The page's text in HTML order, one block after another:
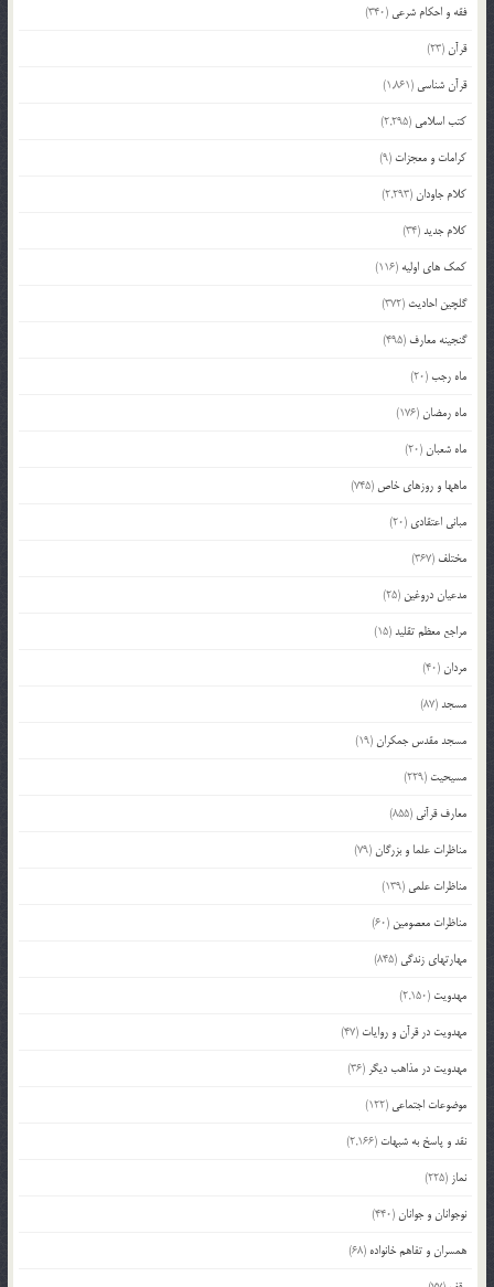
فقه و احکام شرعی (340)
قرآن(23)
قرآن شناسی (1,861)
کتب اسلامی (2,295)
کرامات و معجزات (9)
کلام جاودان(2,293)
کلام جدید(34)
کمک های اولیه (116)
گلچین احادیث (372)
گنجینه معارف (495)
ماه رجب(20)
ماه رمضان(176)
ماه شعبان(20)
ماهها و روزهای خاص (745)
مبانی اعتقادی (20)
مختلف (367)
مدعیان دروغین (25)
مراجع معظم تقلید(15)
مردان(40)
مسجد(87)
مسجد مقدس جمکران(19)
مسیحیت (229)
معارف قرآنی (855)
مناظرات علما و بزرگان(79)
مناظرات علمی (139)
مناظرات معصومین (60)
مهارتهای زندگی (845)
مهدویت (2,150)
مهدویت در قرآن و روایات (47)
مهدویت در مذاهب دیگر (36)
موضوعات اجتماعی (122)
نقد و پاسخ به شبهات (2,166)
نماز (225)
نوجوانان و جوانان(440)
همسران و تفاهم خانواده (68)